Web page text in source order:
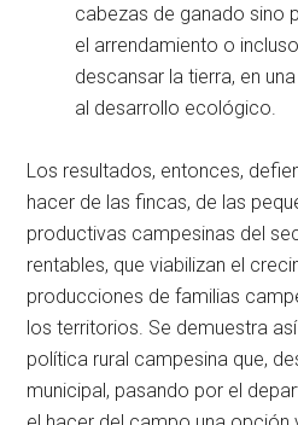
cabezas de ganado sino
el arrendamiento o
descansar la tierra, en
al desarrollo ecológico.
Los resultados, entonces,
hacer de las fincas, de las
productivas campesinas del
rentables, que viabilizan el
producciones de familias
los territorios. Se demuestra
política rural campesina que,
municipal, pasando por el